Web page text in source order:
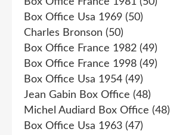
Box Office Usa 1969 (50)
Charles Bronson (50)
Box Office France 1982 (49)
Box Office France 1998 (49)
Box Office Usa 1954 (49)
Jean Gabin Box Office (48)
Michel Audiard Box Office (48)
Box Office Usa 1963 (47)